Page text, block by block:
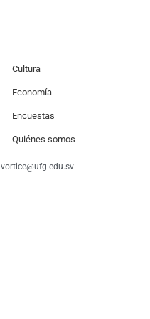
Cultura
Economía
Encuestas
Quiénes somos
vortice@ufg.edu.sv